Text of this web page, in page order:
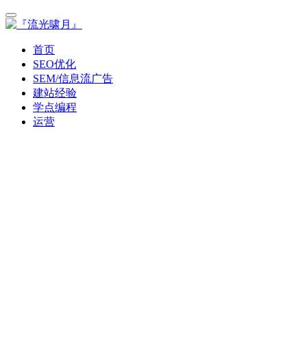
首页
SEO优化
SEM/信息流广告
建站经验
学点编程
运营